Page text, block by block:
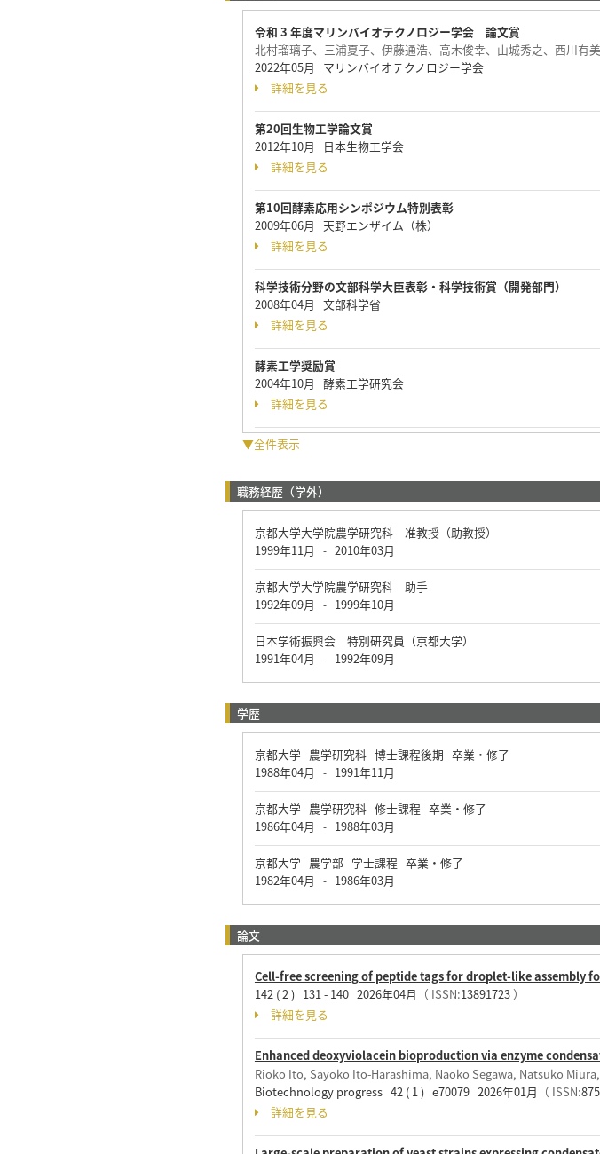
令和 3 年度マリンバイオテクノロジー学会 論文賞
北村瑠璃子、三浦夏子、伊藤通浩、高木俊幸、山城秀之、西川有
2022年05月 マリンバイオテクノロジー学会
詳細を見る
第20回生物工学論文賞
2012年10月 日本生物工学会
詳細を見る
第10回酵素応用シンポジウム特別表彰
2009年06月 天野エンザイム（株）
詳細を見る
科学技術分野の文部科学大臣表彰・科学技術賞（開発部門）
2008年04月 文部科学省
詳細を見る
酵素工学奨励賞
2004年10月 酵素工学研究会
詳細を見る
▼全件表示
職務経歴（学外）
京都大学大学院農学研究科 准教授（助教授）
1999年11月
- 2010年03月
京都大学大学院農学研究科 助手
1992年09月
- 1999年10月
日本学術振興会 特別研究員（京都大学）
1991年04月
- 1992年09月
学歴
京都大学 農学研究科 博士課程後期 卒業・修了
1988年04月
- 1991年11月
京都大学 農学研究科 修士課程 卒業・修了
1986年04月
- 1988年03月
京都大学 農学部 学士課程 卒業・修了
1982年04月
- 1986年03月
論文
Cell-free screening of peptide tags for droplet-like assembly
142 ( 2 ) 131 - 140 2026年04月 （ ISSN:13891723）
詳細を見る
Enhanced deoxyviolacein bioproduction via enzyme
Rioko Ito, Sayoko Ito-Harashima, Naoko Segawa, Natsuko
Biotechnology progress 42 ( 1 ) e70079 2026年01月 （ ISSN:
詳細を見る